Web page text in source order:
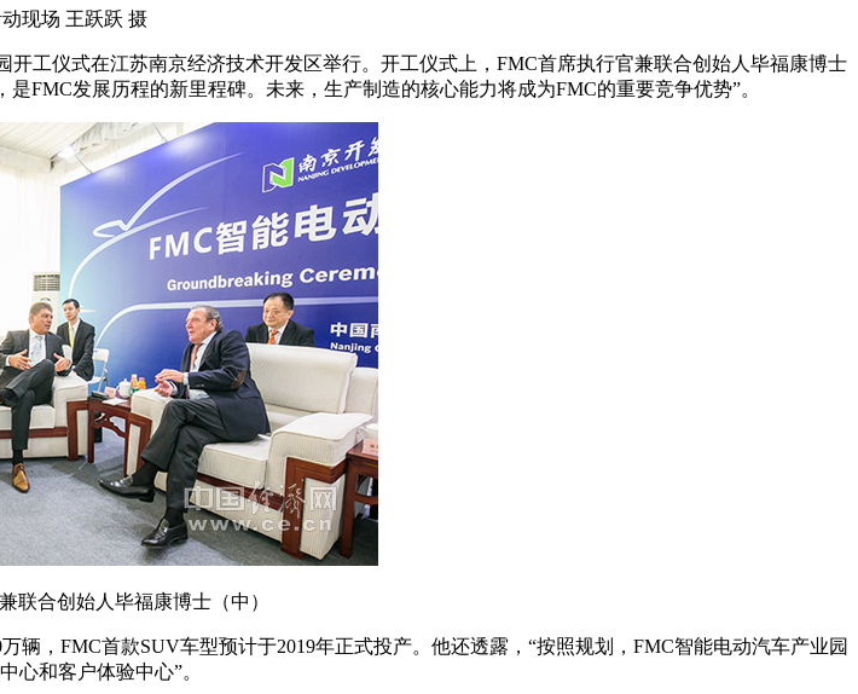
现场 王跃跃 摄
开工仪式在江苏南京经济技术开发区举行。开工仪式上，FMC首席执行官兼联合创始人毕福康博士
FMC发展历程的新里程碑。未来，生产制造的核心能力将成为FMC的重要竞争优势”。
联合创始人毕福康博士（中）
辆，FMC首款SUV车型预计于2019年正式投产。他还透露，“按照规划，FMC智能电动汽车产业园
心和客户体验中心”。